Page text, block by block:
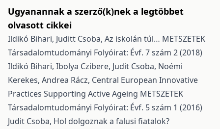
Ugyanannak a szerző(k)nek a legtöbbet
olvasott cikkei
Ildikó Bihari, Juditt Csoba, Az iskolán túl… METSZETEK
Társadalomtudományi Folyóirat: Évf. 7 szám 2 (2018)
Ildikó Bihari, Ibolya Czibere, Judit Csoba, Noémi
Kerekes, Andrea Rácz, Central European Innovative
Practices Supporting Active Ageing METSZETEK
Társadalomtudományi Folyóirat: Évf. 5 szám 1 (2016)
Judit Csoba, Hol dolgoznak a falusi fiatalok?